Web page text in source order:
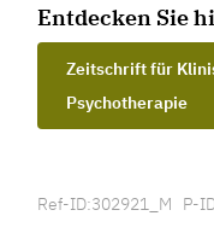
Entdecken Sie
Zeitschrift für
Psychotherapie
Ref-ID:302921_M P-